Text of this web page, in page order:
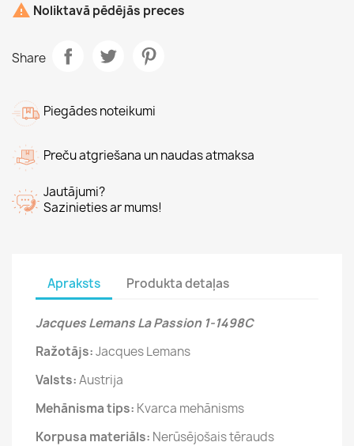
 Noliktavā pēdējās preces
Share
Piegādes noteikumi
Preču atgriešana un naudas atmaksa
Jautājumi?
Sazinieties ar mums!
Apraksts Produkta detaļas
Jacques Lemans La Passion 1-1498C
Ražotājs:Jacques Lemans
Valsts:Austrija
Mehānisma tips: Kvarca mehānisms
Korpusa materiāls: Nerūsējošais tērauds